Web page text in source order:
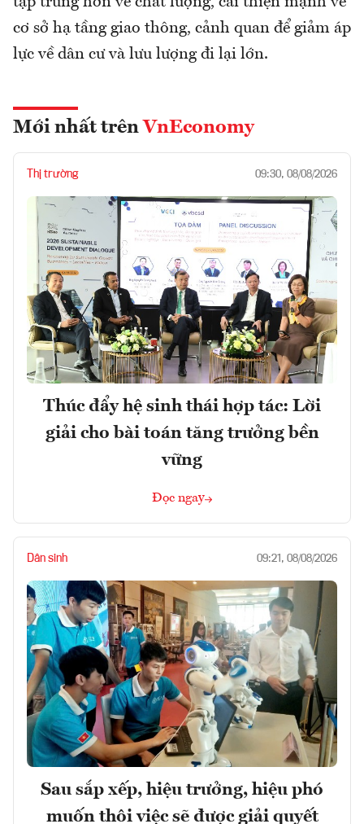
cơ sở hạ tầng giao thông, cảnh quan để giảm áp
lực về dân cư và lưu lượng đi lại lớn.
Mới nhất trên VnEconomy
Thị trường 09:30, 08/08/2026
Thúc đẩy hệ sinh thái hợp tác: Lời
giải cho bài toán tăng trưởng bền
vững
Đọc ngay
Dân sinh 09:21, 08/08/2026
Sau sắp xếp, hiệu trưởng, hiệu phó
muốn thôi việc sẽ được giải quyết